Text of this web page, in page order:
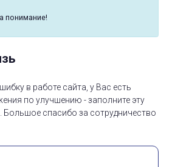
понимание!
в работе сайта, у Вас есть
по улучшению - заполните эту
спасибо за сотрудничество